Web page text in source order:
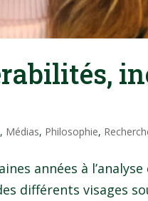
, Médias, Philosophie,
années à
différents visages